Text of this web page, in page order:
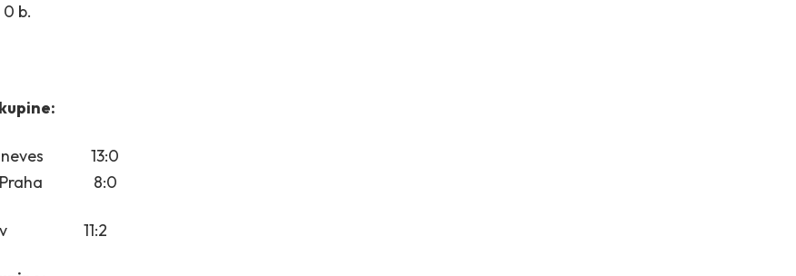
b.
13:0
Praha 8:0
11:2